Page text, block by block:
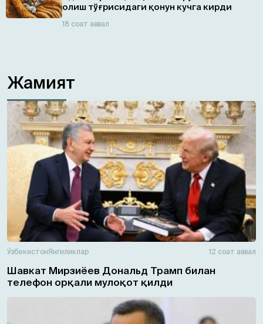
олиш тўғрисидаги қонун кучга кирди
18 соат аввал
Жамият
ЎзбекистонЯнгиликлар 12 соат аввал
Шавкат Мирзиёев Дональд Трамп билан
телефон орқали мулоқот қилди